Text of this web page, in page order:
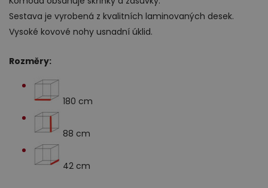
Sestava je vyrobená z kvalitních laminovaných desek.
Vysoké kovové nohy usnadní úklid.
Rozměry:
180 cm
88 cm
42 cm